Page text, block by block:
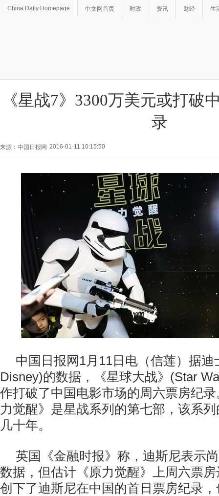
China Daily Homepage 中文网首页 时政 资讯 财经 生
《星战7》3300万美元或打破
录
来源：中国日报网 2016-01-11 10:15:50
中国日报网1月11日电（信莲）据迪
Disney)的数据，《星球大战》(Star
作打破了中国电影市场的周六票房纪
力觉醒》是星战系列的第七部，该系
几十年。
英国《金融时报》称，迪斯尼表示
数据，但估计《原力觉醒》上周六票
创下了迪斯尼在中国的首日票房纪录